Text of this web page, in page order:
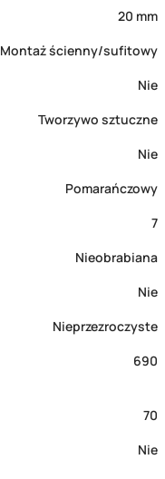
20 mm
Montaż ścienny/sufitowy
Nie
Tworzywo sztuczne
Nie
Pomarańczowy
7
Nieobrabiana
Nie
Nieprzezroczyste
690
70
Nie